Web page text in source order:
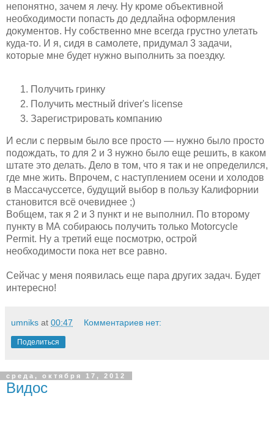
непонятно, зачем я лечу. Ну кроме объективной
необходимости попасть до дедлайна оформления
документов. Ну собственно мне всегда грустно улетать
куда-то. И я, сидя в самолете, придумал 3 задачи,
которые мне будет нужно выполнить за поездку.
Получить гринку
Получить местный driver's license
Зарегистрировать компанию
И если с первым было все просто — нужно было просто
подождать, то для 2 и 3 нужно было еще решить, в каком
штате это делать. Дело в том, что я так и не определился,
где мне жить. Впрочем, с наступлением осени и холодов
в Массачуссетсе, будущий выбор в пользу Калифорнии
становится всё очевиднее ;)
Вобщем, так я 2 и 3 пункт и не выполнил. По второму
пункту в МА собираюсь получить только Motorcycle
Permit. Ну а третий еще посмотрю, острой
необходимости пока нет все равно.
Сейчас у меня появилась еще пара других задач. Будет
интересно!
umniks at 00:47 Комментариев нет:
Поделиться
среда, октября 17, 2012
Видос